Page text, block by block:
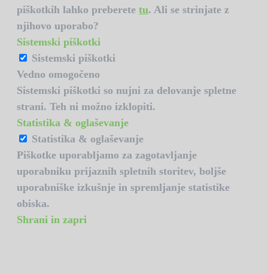
piškotkih lahko preberete tu. Ali se strinjate z
njihovo uporabo?
Sistemski piškotki
Sistemski piškotki
Vedno omogočeno
Sistemski piškotki so nujni za delovanje spletne
strani. Teh ni možno izklopiti.
Statistika & oglaševanje
Statistika & oglaševanje
Piškotke uporabljamo za zagotavljanje
uporabniku prijaznih spletnih storitev, boljše
uporabniške izkušnje in spremljanje statistike
obiska.
Shrani in zapri